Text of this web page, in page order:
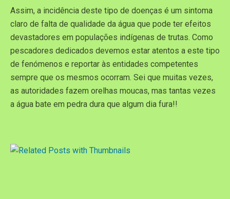
Assim, a incidência deste tipo de doenças é um sintoma
claro de falta de qualidade da água que pode ter efeitos
devastadores em populações indígenas de trutas. Como
pescadores dedicados devemos estar atentos a este tipo
de fenómenos e reportar às entidades competentes
sempre que os mesmos ocorram. Sei que muitas vezes,
as autoridades fazem orelhas moucas, mas tantas vezes
a água bate em pedra dura que algum dia fura!!